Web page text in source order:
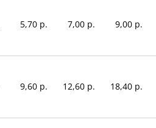
5,70 р. 7,00 р. 9,00 р.
9,60 р. 12,60 р. 18,40 р.